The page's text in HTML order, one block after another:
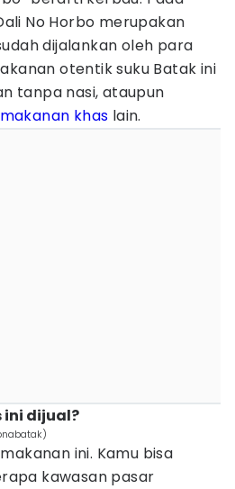
No Horbo merupakan
dijalankan oleh para
otentik suku Batak ini
tanpa nasi, ataupun
makanan khas lain.
ini dijual?
ini. Kamu bisa
kawasan pasar